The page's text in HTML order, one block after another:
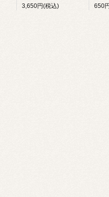
3,650円(税込) 650